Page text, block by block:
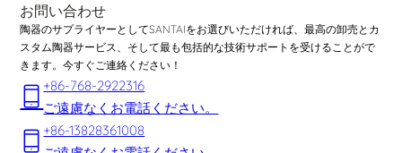
お問い合わせ
陶器のサプライヤーとしてSANTAIをお選びいただければ、最高の卸売とカ
スタム陶器サービス、そして最も包括的な技術サポートを受けることがで
きます。今すぐご連絡ください！
+86-768-2922316
ご遠慮なくお電話ください。
+86-13828361008